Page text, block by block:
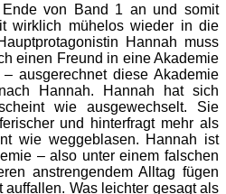
von Band 1 an und somit
wirklich mühelos wieder in die
Hannah muss
einen Freund in eine Akademie
ausgerechnet diese Akademie
Hannah. Hannah hat sich
wie ausgewechselt. Sie
und hinterfragt mehr als
wie weggeblasen. Hannah ist
– also unter einem falschen
anstrengendem Alltag fügen
Was leichter gesagt als